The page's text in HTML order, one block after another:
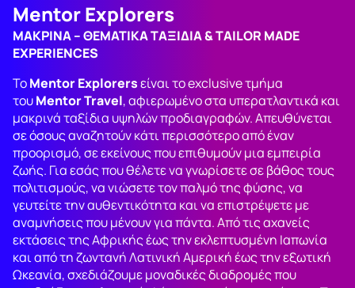
Mentor Explorers
ΜΑΚΡΙΝΑ – ΘΕΜΑΤΙΚΑ TAΞΙΔΙΑ & TAILOR MADE
EXPERIENCES
ΤοMentor Explorersείναι το exclusive τμήμα
τουMentor Travel, αφιερωμένο στα υπερατλαντικά και
μακρινά ταξίδια υψηλών προδιαγραφών. Απευθύνεται
σε όσους αναζητούν κάτι περισσότερο από έναν
προορισμό, σε εκείνους που επιθυμούν μια εμπειρία
ζωής. Για εσάς που θέλετε να γνωρίσετε σε βάθος τους
πολιτισμούς, να νιώσετε τον παλμό της φύσης, να
γευτείτε την αυθεντικότητα και να επιστρέψετε με
αναμνήσεις που μένουν για πάντα. Από τις αχανείς
εκτάσεις της Αφρικής έως την εκλεπτυσμένη Ιαπωνία
και από τη ζωντανή Λατινική Αμερική έως την εξωτική
Ωκεανία, σχεδιάζουμε μοναδικές διαδρομές που